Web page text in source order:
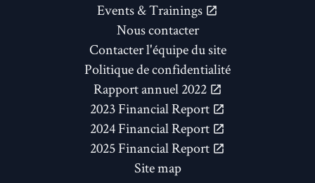
Events & Trainings
Nous contacter
Contacter l'équipe du site
Politique de confidentialité
Rapport annuel 2022
2023 Financial Report
2024 Financial Report
2025 Financial Report
Site map